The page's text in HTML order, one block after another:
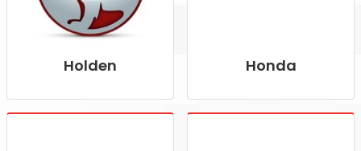
Holden Honda